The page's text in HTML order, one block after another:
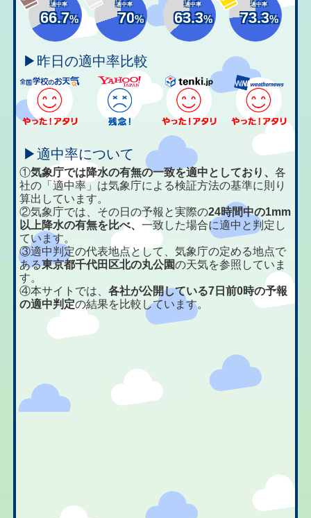
適中率
66.7%
適中率
70%
適中率
63.3%
適中率
73.3%
▶昨日の適中率比較
▶適中率について
①気象庁では降水の有無の一致を適中としており、各
社の「適中率」は気象庁による検証方法の基準に則り
算出しています。
②気象庁では、その日の予報と実際の24時間中の1mm
以上降水の有無を比べ、一致した場合に適中と判定し
ています。
③適中判定の代表地点として、気象庁の定める地点で
ある東京都千代田区北の丸公園の天気を参照していま
す。
④本サイトでは、各社が公開している7日前0時の予報
の適中判定の結果を比較しています。